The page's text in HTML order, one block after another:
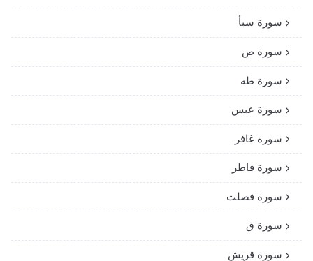
سورة سبأ
سورة ص
سورة طه
سورة عبس
سورة غافر
سورة فاطر
سورة فصلت
سورة ق
سورة قريش